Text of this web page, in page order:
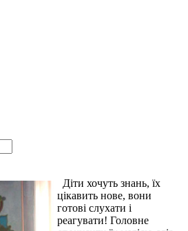
Діти хочуть знань, їх
цікавить нове, вони
готові слухати і
реагувати! Головне